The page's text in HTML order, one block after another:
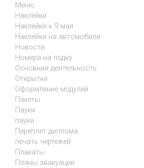
Меню
Наклейки
Наклейки к 9 мая
Наклейки на автомобили
Новости
Номера на лодку
Основная деятельность
Открытки
Оформление модулей
Пакеты
Пауки
пауки
Переплет диплома
печать чертежей
Плакаты
Планы эвакуации